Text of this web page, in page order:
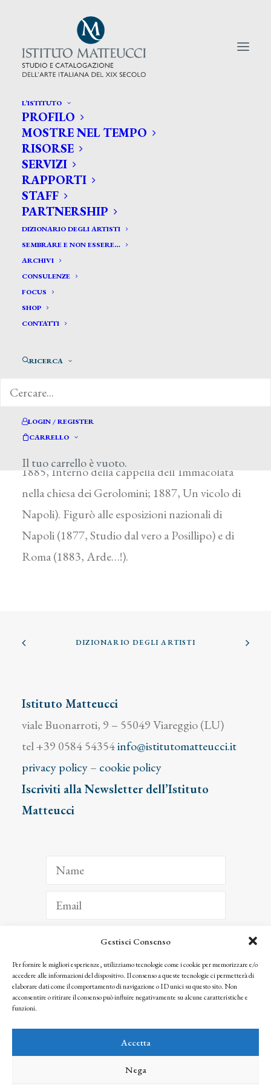
Gestisci Consenso
Per fornire le migliori esperienze, utilizziamo tecnologie come i cookie per memorizzare e/o
accedere alle informazioni del dispositivo. Il consenso a queste tecnologie ci permetterà di
elaborare dati come il comportamento di navigazione o ID unici su questo sito. Non
acconsentire o ritirare il consenso può influire negativamente su alcune caratteristiche e
funzioni.
Accetta
Nega
L’ISTITUTO
PROFILO
MOSTRE NEL TEMPO
RISORSE
SERVIZI
RAPPORTI
STAFF
PARTNERSHIP
DIZIONARIO DEGLI ARTISTI
SEMBRARE E NON ESSERE…
ARCHIVI
CONSULENZE
FOCUS
SHOP
CONTATTI
RICERCA
LOGIN / REGISTER
CARRELLO
Il tuo carrello è vuoto.
CERCA TRA GLI ARTISTI:
Search
for:
Maldura Lilla*
MALDURA LILLA
Fu avviata all’arte da F. Maldarelli e F. Mancini e
alle promotrici napoletane, dal 1876 al 1887,
1885, Interno della cappella dell’Immacolata
nella chiesa dei Gerolomini; 1887, Un vicolo di
Napoli). Figurò alle esposizioni nazionali di
Napoli (1877, Studio dal vero a Posillipo) e di
Roma (1883, Arde…!).
DIZIONARIO DEGLI ARTISTI
Istituto Matteucci
viale Buonarroti, 9 – 55049 Viareggio (LU)
tel +39 0584 54354info@istitutomatteucci.it
privacy policy– cookie policy
Iscriviti alla Newsletter dell’Istituto
Matteucci
ISCRIVITI
Facendo clic per iscriverti, riconosci che le tue informazioni saranno trattate
seguendo la nostra Privacy Policy
© 2025 Istituto Matteucci. All right reserved
l’autorizzazione scritta dei proprietari dei diritti e dell’Istituto Matteucci